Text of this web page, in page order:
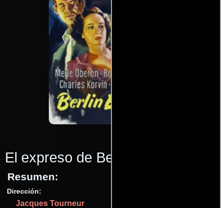
El expreso de Berlín
Resumen:
Dirección:
Jacques Tourneur